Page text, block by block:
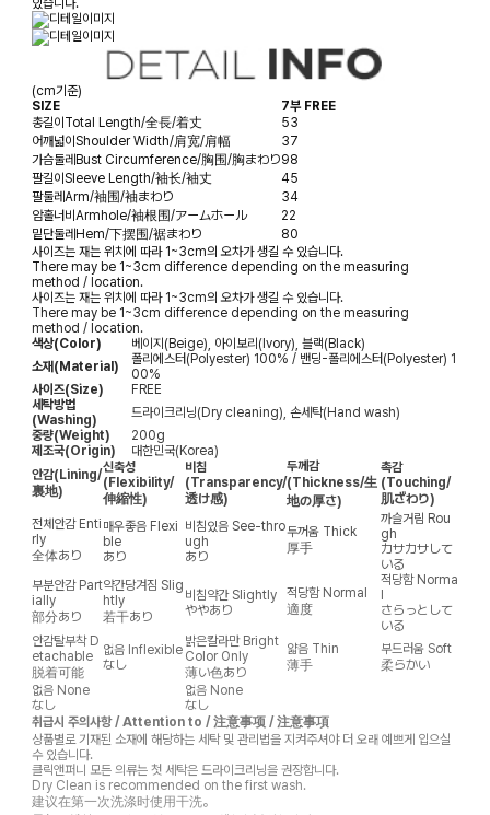
(cm기준)
SIZE
7부 FREE
총길이Total Length/全長/着丈
53
어깨넓이Shoulder Width/肩宽/肩幅
37
가슴둘레Bust Circumference/胸围/胸まわり98
팔길이Sleeve Length/袖长/袖丈
45
팔둘레Arm/袖围/袖まわり
34
암홀너비Armhole/袖根围/アームホール
22
밑단둘레Hem/下摆围/裾まわり
80
사이즈는 재는 위치에 따라 1~3cm의 오차가 생길 수 있습니다.
There may be 1~3cm difference depending on the measuring
method / location.
사이즈는 재는 위치에 따라 1~3cm의 오차가 생길 수 있습니다.
There may be 1~3cm difference depending on the measuring
method / location.
색상(Color)
베이지(Beige), 아이보리(Ivory), 블랙(Black)
소재(Material)
폴리에스터(Polyester) 100% / 밴딩-폴리에스터(Polyester) 1
00%
사이즈(Size)
FREE
세탁방법
(Washing)
드라이크리닝(Dry cleaning), 손세탁(Hand wash)
중량(Weight)
200g
제조국(Origin)
대한민국(Korea)
안감(Lining/
裏地)
신축성
(Flexibility/
伸縮性)
비침
(Transparency/
透け感)
두께감
(Thickness/生
地の厚さ)
촉감
(Touching/
肌ざわり)
전체안감 Enti
rly
全体あり
매우좋음 Flexi
ble
あり
비침있음 See-thro
ugh
あり
두꺼움 Thick
厚手
까슬거림 Rou
gh
カサカサして
いる
부분안감 Part
ially
部分あり
약간당겨짐 Slig
htly
若干あり
비침약간 Slightly
ややあり
적당함 Normal
適度
적당함 Norma
l
さらっとして
いる
안감탈부착 D
etachable
脱着可能
없음 Inflexible
なし
밝은칼라만 Bright
Color Only
薄い色あり
얇음 Thin
薄手
부드러움 Soft
柔らかい
없음 None
なし
없음 None
なし
취급시 주의사항 / Attention to / 注意事项 / 注意事項
상품별로 기재된 소재에 해당하는 세탁 및 관리법을 지켜주셔야 더 오래 예쁘게 입으실
수 있습니다.
클릭앤퍼니 모든 의류는 첫 세탁은 드라이크리닝을 권장합니다.
Dry Clean is recommended on the first wash.
建议在第一次洗涤时使用干洗。